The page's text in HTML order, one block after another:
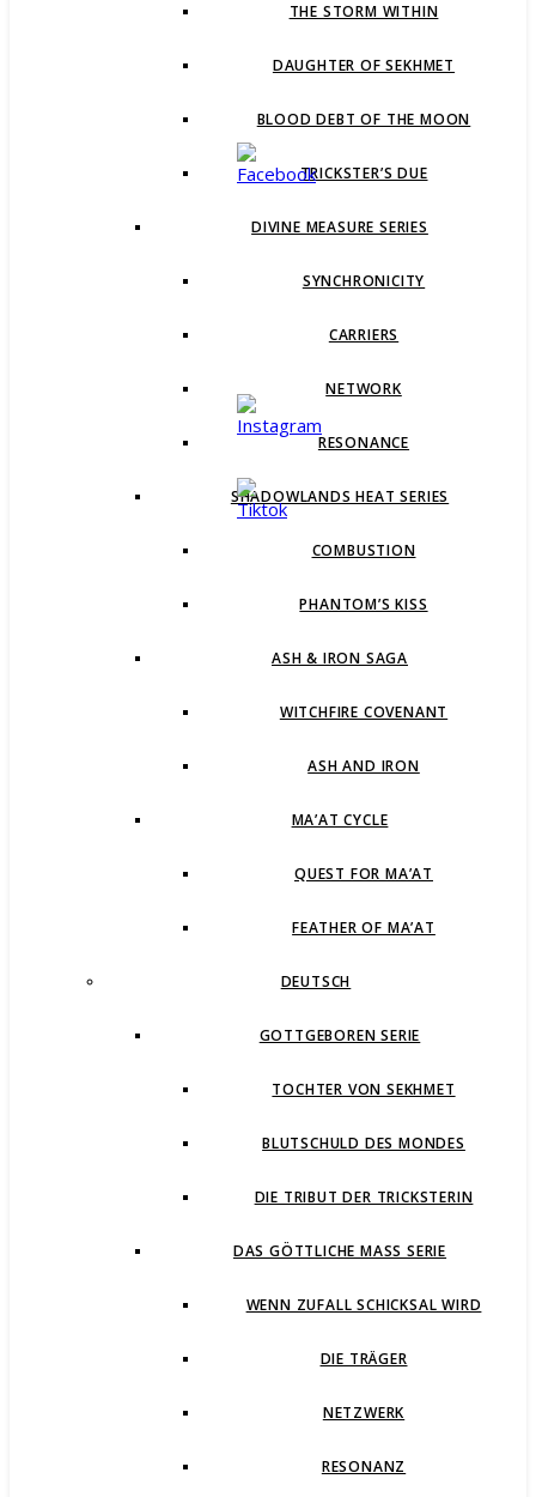
THE STORM WITHIN
DAUGHTER OF SEKHMET
BLOOD DEBT OF THE MOON
TRICKSTER’S DUE
DIVINE MEASURE SERIES
SYNCHRONICITY
CARRIERS
NETWORK
RESONANCE
SHADOWLANDS HEAT SERIES
COMBUSTION
PHANTOM’S KISS
ASH & IRON SAGA
WITCHFIRE COVENANT
ASH AND IRON
MA’AT CYCLE
QUEST FOR MA’AT
FEATHER OF MA’AT
DEUTSCH
GOTTGEBOREN SERIE
TOCHTER VON SEKHMET
BLUTSCHULD DES MONDES
DIE TRIBUT DER TRICKSTERIN
DAS GÖTTLICHE MASS SERIE
WENN ZUFALL SCHICKSAL WIRD
DIE TRÄGER
NETZWERK
RESONANZ